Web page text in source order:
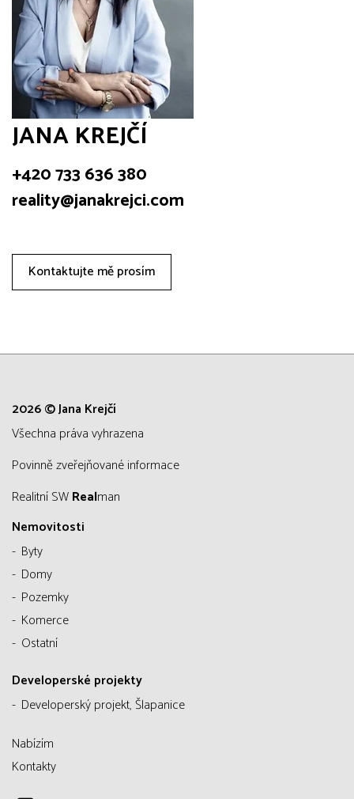
JANA KREJČÍ
+420 733 636 380
reality@janakrejci.com
Kontaktujte mě prosím
2026 © Jana Krejčí
všechna práva vyhrazena
Povinně zveřejňované informace
Realitní SWRealman
Nemovitosti
Byty
Domy
Pozemky
Komerce
Ostatní
Developerské projekty
Developerský projekt, Šlapanice
Nabízím
Kontakty